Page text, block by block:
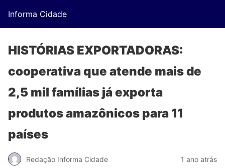
Informa Cidade
HISTÓRIAS EXPORTADORAS:
cooperativa que atende mais de
2,5 mil famílias já exporta
produtos amazônicos para 11
países
Redação Informa Cidade 1 ano atrás